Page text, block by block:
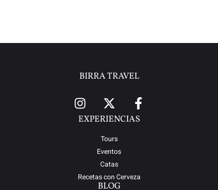
BIRRA TRAVEL
EXPERIENCIAS
Tours
Eventos
Catas
Recetas con Cerveza
BLOG